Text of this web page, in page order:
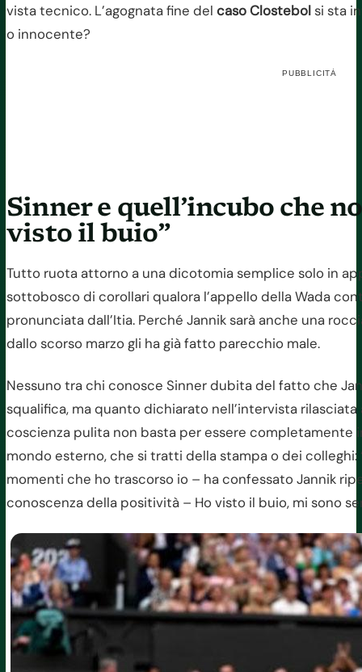
vista tecnico. L’agognata fine del caso Clostebolsi sta
o innocente?
PUBBLICITÀ
Sinner e quell’incubo che
visto il buio”
Tutto ruota attorno a una dicotomia semplice solo in
sottobosco di corollari qualora l’appello della Wada
pronunciata dall’Itia. Perché Jannik sarà anche una
dallo scorso marzo gli ha già fatto parecchio male.
Nessuno tra chi conosce Sinner dubita del fatto che
squalifica, ma quanto dichiarato nell’intervista rilasciata
coscienza pulita non basta per essere completamente
mondo esterno, che si tratti della stampa o dei colleghi:
momenti che ho trascorso io – ha confessato Jannik
conoscenza della positività – Ho visto il buio, mi sono